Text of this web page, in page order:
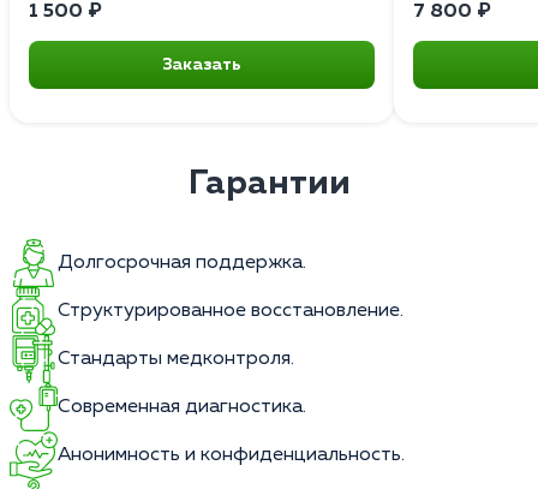
1 500 ₽
Заказать
7 800 ₽
Гарантии
Долгосрочная поддержка.
Структурированное восстановление.
Стандарты медконтроля.
Современная диагностика.
Анонимность и конфиденциальность.